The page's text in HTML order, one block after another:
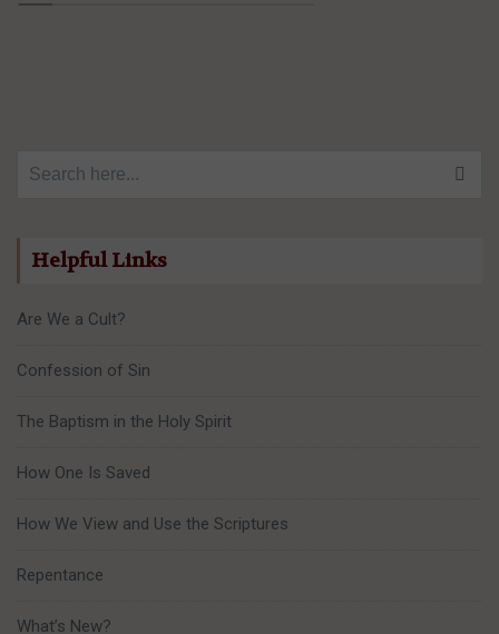
Helpful Links
Are We a Cult?
Confession of Sin
The Baptism in the Holy Spirit
How One Is Saved
How We View and Use the Scriptures
Repentance
What’s New?